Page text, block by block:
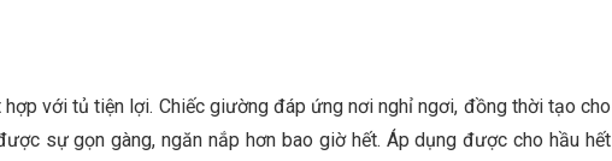
với tủ tiện lợi. Chiếc giường đáp ứng nơi nghỉ ngơi, đồng thời tạo cho
sự gọn gàng, ngăn nắp hơn bao giờ hết. Áp dụng được cho hầu hết